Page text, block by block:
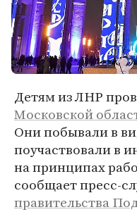
Детям из ЛНР
Московской
Они побывали в
поучаствовали в
на принципах
сообщает пресс-
правительства